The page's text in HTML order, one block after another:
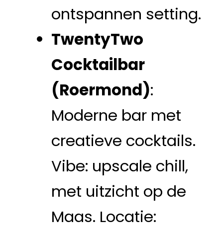
ontspannen setting.
TwentyTwo
Cocktailbar
(Roermond):
Moderne bar met
creatieve cocktails.
Vibe: upscale chill,
met uitzicht op de
Maas. Locatie: